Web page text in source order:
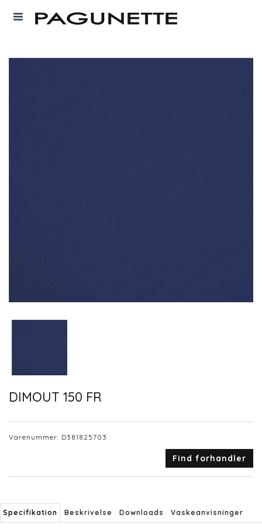
DIMOUT 150 FR
Varenummer: D381825703
Find forhandler
Specifikation Beskrivelse Downloads Vaskeanvisninger